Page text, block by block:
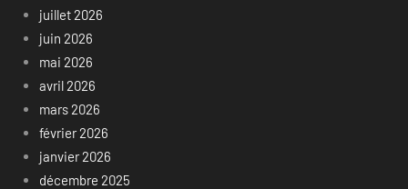
juillet 2026
juin 2026
mai 2026
avril 2026
mars 2026
février 2026
janvier 2026
décembre 2025